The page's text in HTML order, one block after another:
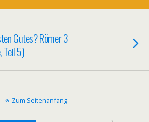
Gutes? Römer 3
Teil 5)
Zum Seitenanfang